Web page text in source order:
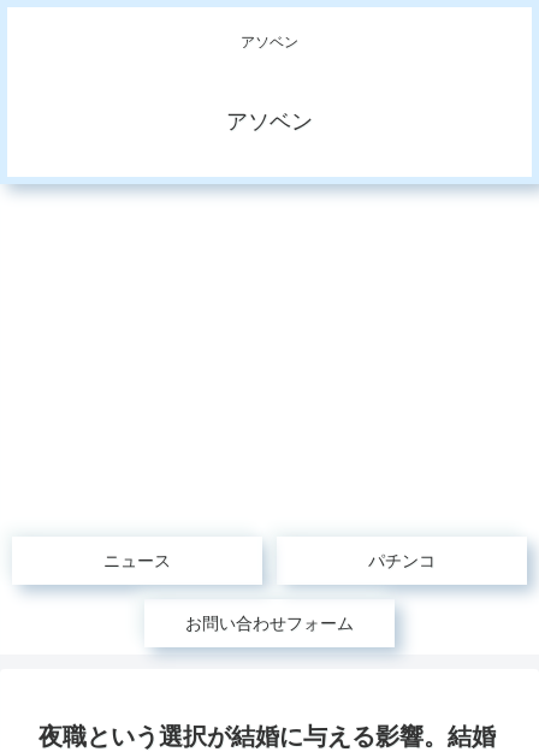
アソベン
アソベン
ニュース パチンコ
お問い合わせフォーム
夜職という選択が結婚に与える影響。結婚